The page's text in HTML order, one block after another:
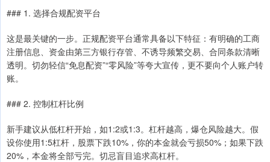
### 1. 选择合规配资平台
这是最关键的一步。正规配资平台通常具备以下特征：有明确的工商
注册信息、资金由第三方银行存管、不诱导频繁交易、合同条款清晰
透明。切勿轻信“免息配资”“零风险”等夸大宣传，更不要向个人账户转
账。
### 2. 控制杠杆比例
新手建议从低杠杆开始，如1:2或1:3。杠杆越高，爆仓风险越大。假
设你使用1:5杠杆，股票下跌10%，你的本金就会亏损50%；如果下跌
20%，本金将全部亏完。切忌盲目追求高杠杆。